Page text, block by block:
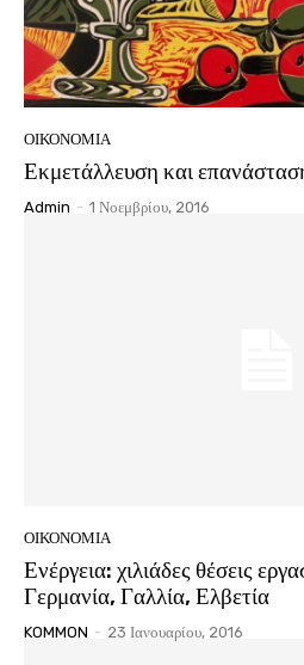
ΟΙΚΟΝΟΜΙΑ
Εκμετάλλευση και
Admin - 1 Νοεμβρίου, 2016
ΟΙΚΟΝΟΜΙΑ
Ενέργεια: χιλιάδες θέσεις
Γερμανία, Γαλλία, Ελβετία
KOMMON - 23 Ιανουαρίου, 2016